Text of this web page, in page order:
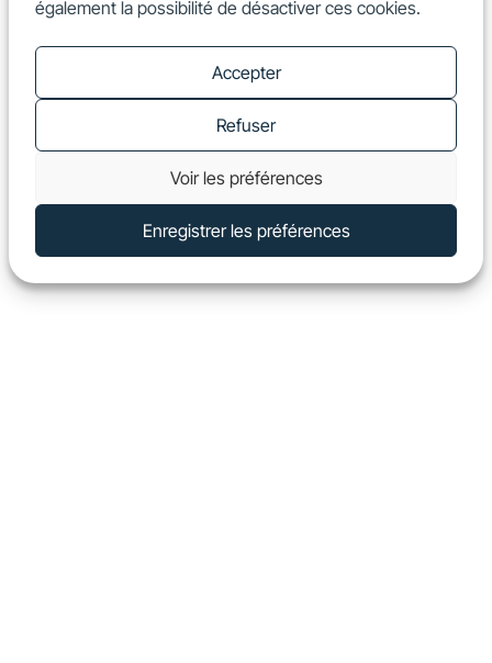
également la possibilité de désactiver ces cookies.
Accepter
Refuser
Voir les préférences
Enregistrer les préférences